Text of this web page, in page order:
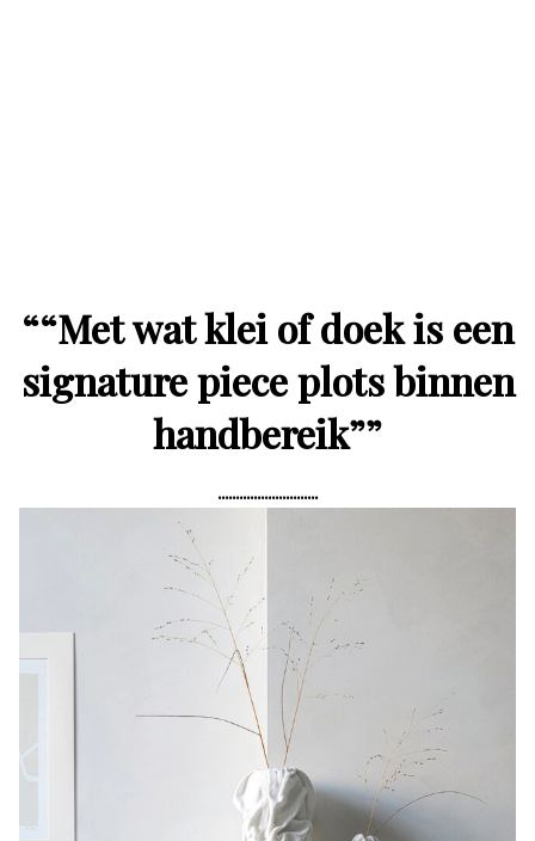
““Met wat klei of doek is een
signature piece plots binnen
handbereik””